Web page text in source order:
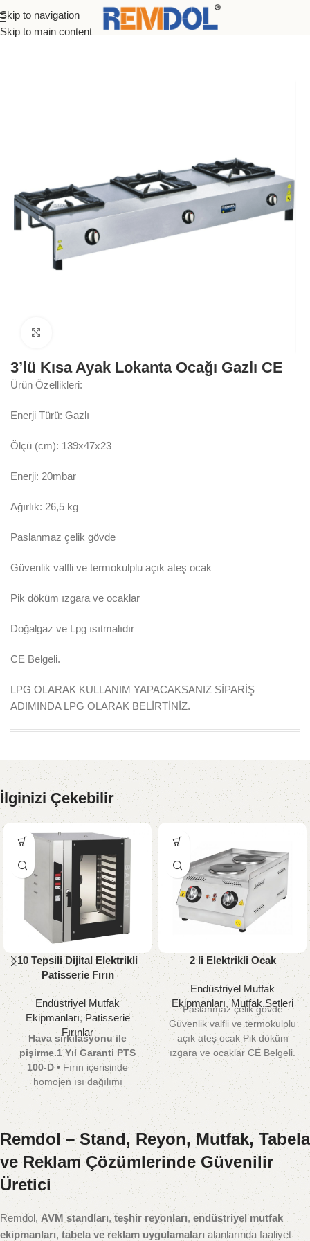
Skip to navigation
Skip to main content
Ana Sayfa Ürünler Endüstriyel Mutfak Ekipmanları
3’lü Kısa Ayak Lokanta Ocağı Gazlı CE
Ürün Özellikleri:
Enerji Türü: Gazlı
Ölçü (cm): 139x47x23
Enerji: 20mbar
Ağırlık: 26,5 kg
Paslanmaz çelik gövde
Güvenlik valfli ve termokulplu açık ateş ocak
Pik döküm ızgara ve ocaklar
Doğalgaz ve Lpg ısıtmalıdır
CE Belgeli.
LPG OLARAK KULLANIM YAPACAKSANIZ SİPARİŞ
ADIMINDA LPG OLARAK BELİRTİNİZ.
İlginizi Çekebilir
10 Tepsili Dijital Elektrikli
Patisserie Fırın
Endüstriyel Mutfak
Ekipmanları,Patisserie
Fırınlar
Hava sirkilasyonu ile
pişirme.1 Yıl Garanti PTS
100-D• Fırın içerisinde
homojen ısı dağılımı
sayesinde mamüllerin eşit
kıvamda pişmesi • 0-300 °C
arasında fırın ısısını
ayarlanabilme. • Fırın içinde
homojen aydınlatma. •
Monofaze (220V) ve Trifaze
(380 V) elektrikle çalışabilme
özelliği. • Mayalı mamüller için
buhar verme özelliği. •
Manyetik siviç sayesinde kapı
2 li Elektrikli Ocak
Endüstriyel Mutfak
Ekipmanları,Mutfak Setleri
Paslanmaz çelik gövde
Güvenlik valfli ve termokulplu
açık ateş ocak Pik döküm
ızgara ve ocaklar CE Belgeli.
Garantili Ürün.
Remdol – Stand, Reyon, Mutfak, Tabela
ve Reklam Çözümlerinde Güvenilir
Üretici
Remdol, AVM standları,teşhir reyonları, endüstriyel mutfak
ekipmanları,tabela ve reklam uygulamaları alanlarında faaliyet